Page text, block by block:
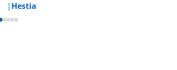
Hestia